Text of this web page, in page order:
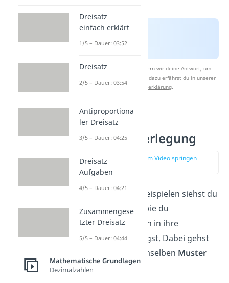
Nach Beantwortung speichern wir deine Antwort, um
Studyflix zu verbessern. Mehr dazu erfährst du in unserer
Datenschutzerklärung.
Beispiele zur
Primfaktorzerlegung
zur Stelle im Video springen
In den folgenden Beispielen siehst du
Schritt für Schritt, wie du
verschiedene Zahlen in ihre
Primfaktorenzerlegst. Dabei gehst
du immer nach demselben Muster
vor.
Dreisatz
einfach erklärt
1/5 – Dauer: 03:52
Dreisatz
2/5 – Dauer: 03:54
Antiproportiona
ler Dreisatz
3/5 – Dauer: 04:25
Dreisatz
Aufgaben
4/5 – Dauer: 04:21
Zusammengese
tzter Dreisatz
5/5 – Dauer: 04:44
Mathematische Grundlagen
Dezimalzahlen